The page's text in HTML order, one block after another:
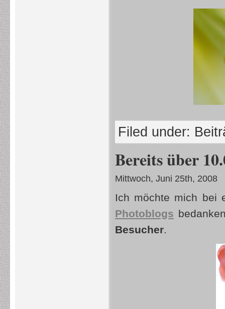
Filed under:
Bereits über
Mittwoch, Juni 25th, 2008
Ich möchte mich bei
Photoblogs
Besucher.